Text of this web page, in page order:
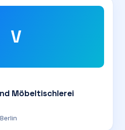
V
Möbeltischlerei